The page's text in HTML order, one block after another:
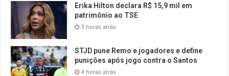
Erika Hilton declara R$ 15,9 mil em
patrimônio ao TSE
3 horas atrás
STJD pune Remo e jogadores e define
punições após jogo contra o Santos
4 horas atrás